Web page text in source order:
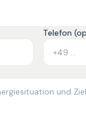
Telefon